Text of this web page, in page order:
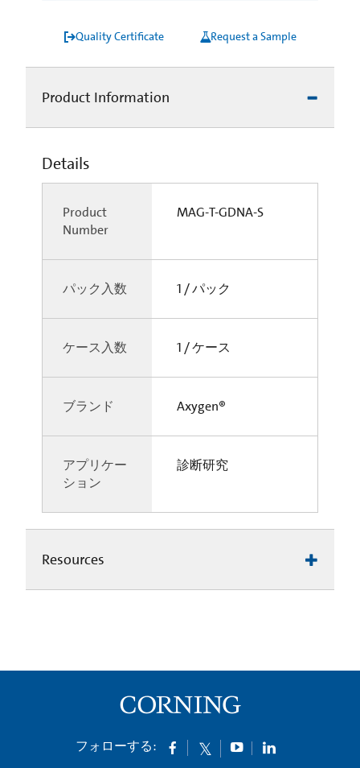
Quality Certificate Request a Sample
Product Information
Details
Product
Number
MAG-T-GDNA-S
パック入数 1 / パック
ケース入数 1 / ケース
ブランド Axygen®
アプリケー
ション
診断研究
Resources
フォローする: